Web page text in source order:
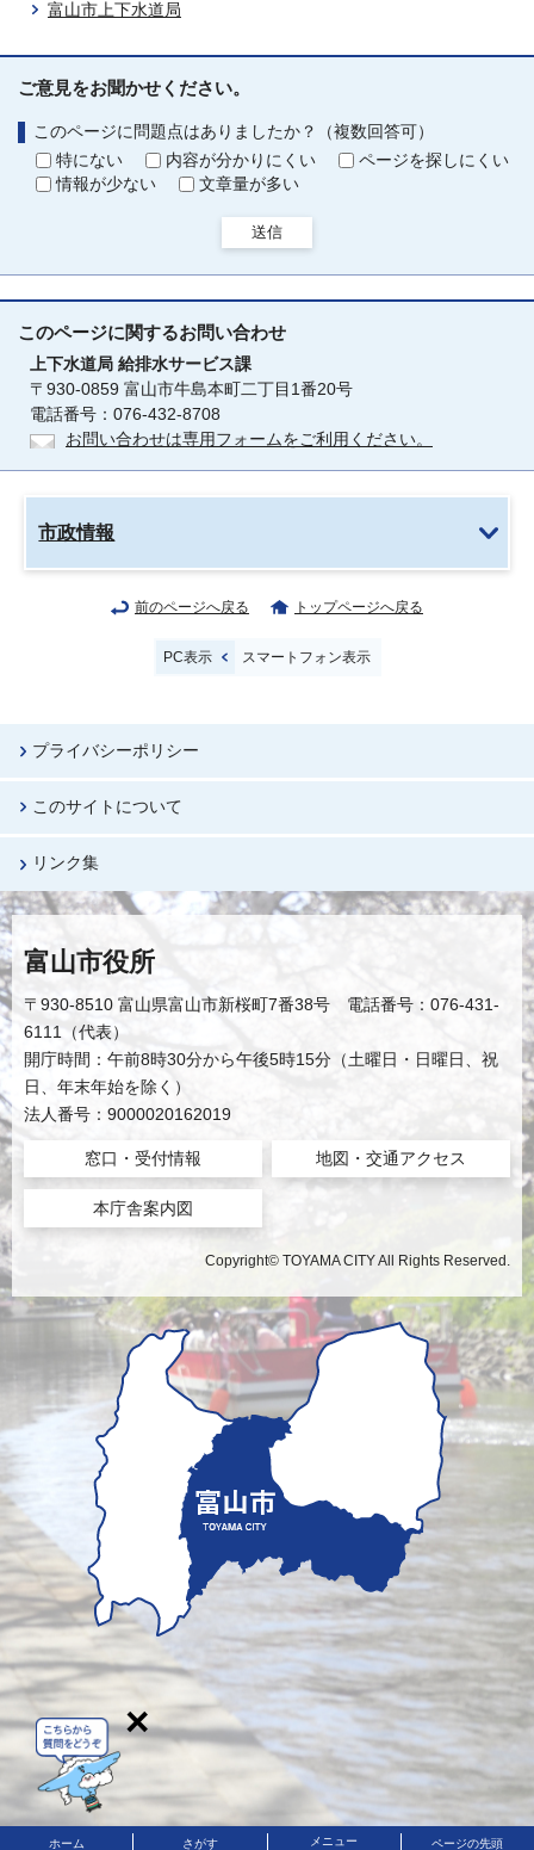
富山市上下水道局
ご意見をお聞かせください。
このページに問題点はありましたか？（複数回答可）
特にない
内容が分かりにくい
ページを探しにくい
情報が少ない
文章量が多い
送信
このページに関するお問い合わせ
上下水道局 給排水サービス課
〒930-0859 富山市牛島本町二丁目1番20号
電話番号：076-432-8708
お問い合わせは専用フォームをご利用ください。
市政情報
前のページへ戻る トップページへ戻る
PC表示 スマートフォン表示
ホーム さがす メニュー ページの先頭
プライバシーポリシー
このサイトについて
リンク集
富山市役所
〒930-8510 富山県富山市新桜町7番38号 電話番号：076-431-
6111（代表）
開庁時間：午前8時30分から午後5時15分（土曜日・日曜日、祝
日、年末年始を除く）
法人番号：9000020162019
窓口・受付情報 地図・交通アクセス
本庁舎案内図
Copyright© TOYAMA CITY All Rights Reserved.
×